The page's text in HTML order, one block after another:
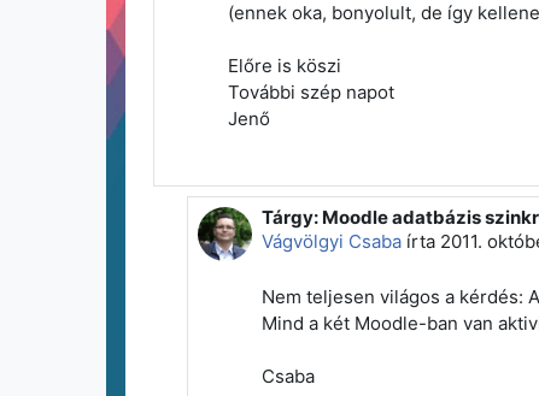
(ennek oka, bonyolult, de így
Előre is köszi
További szép napot
Jenő
Válasz erre: Duchon Jenő
Tárgy: Moodle adatbázis
Vágvölgyi Csaba írta 2011.
Nem teljesen világos a kérdés:
Mind a két Moodle-ban van
Csaba